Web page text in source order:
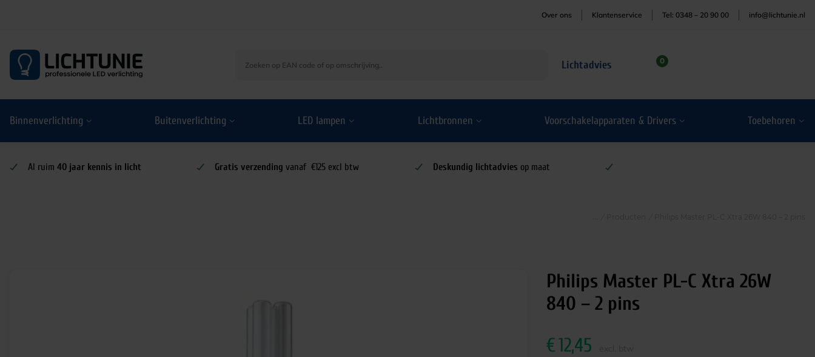
Over ons Klantenservice Tel: 0348 – 20 90 00 info@lichtunie.nl
Lichtadvies 0
Binnenverlichting Buitenverlichting LED lampen Lichtbronnen Voorschakelapparaten & Drivers Toebehoren
Al ruim 40 jaar kennis in licht Gratis verzending vanaf €125 excl btw Deskundig lichtadvies op maat
Philips Master PL-C Xtra 26W
840 – 2 pins
€12,45